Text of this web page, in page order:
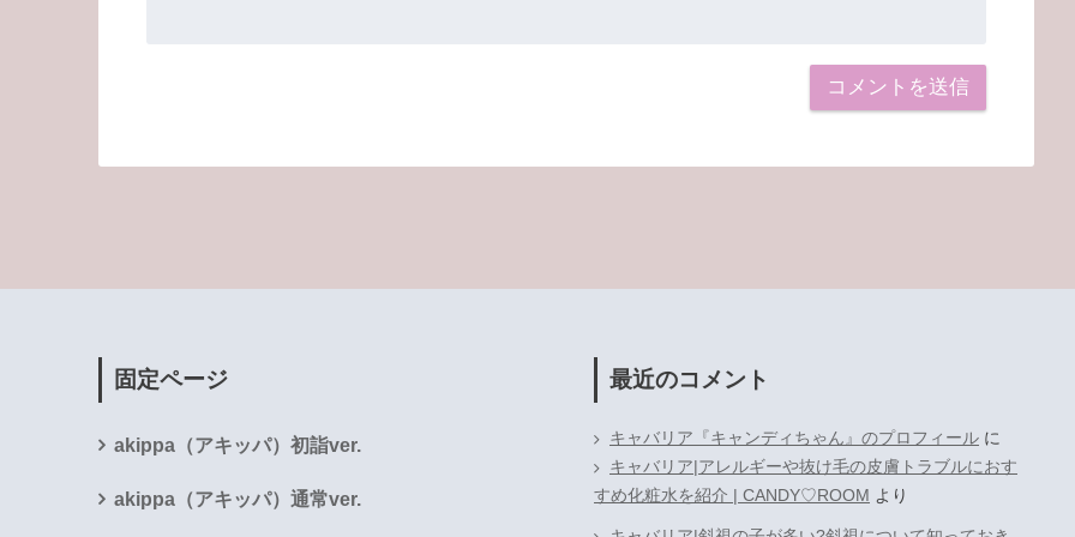
固定ページ
akippa（アキッパ）初詣ver.
akippa（アキッパ）通常ver.
最近のコメント
キャバリア『キャンディちゃん』のプロフィール に
キャバリア|アレルギーや抜け毛の皮膚トラブルにおす
すめ化粧水を紹介 | CANDY♡ROOM より